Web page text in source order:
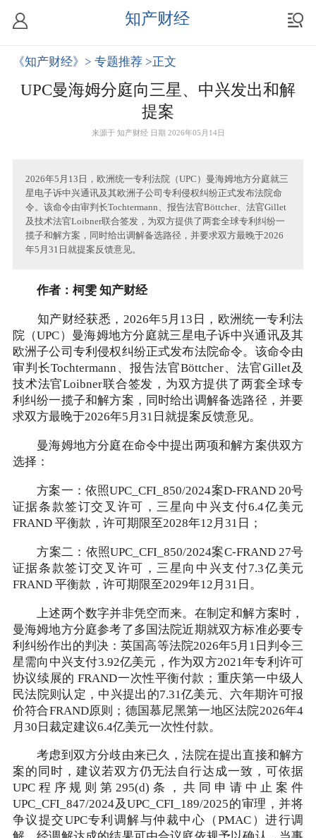
知产财经
《知产财经》 > 专题推荐 >正文
UPC曼海姆分庭向三星、中兴发出和解
提案
来源于 知产财经 日期 2026年05月14日
2026年5月13日，欧洲统一专利法院（UPC）曼海姆地方分庭就三
星电子诉中兴通讯及其欧洲子公司专利侵权纠纷正式发布法院命
令。该命令由审判长Tochtermann、报告法官Böttcher、法官Gillet
及技术法官Loibner联合签发，为双方提供了两套全球专利纠纷一
揽子和解方案，同时给出调解备选路径，并要求双方最晚于2026
年5月31日就提案反馈意见。
作者：柯雯 知产财经
知产财经获悉，2026年5月13日，欧洲统一专利法
院（UPC）曼海姆地方分庭就三星电子诉中兴通讯及其
欧洲子公司专利侵权纠纷正式发布法院命令。该命令由
审判长Tochtermann、报告法官Böttcher、法官Gillet及
技术法官Loibner联合签发，为双方提供了两套全球专
利纠纷一揽子和解方案，同时给出调解备选路径，并要
求双方最晚于2026年5月31日就提案反馈意见。
曼海姆地方分庭在命令中提出两项和解方案供双方
选择：
方案一：依照UPC_CFI_850/2024案D-FRAND 20号
证据条款签订交叉许可，三星向中兴支付6.4亿美元
FRAND 平衡款，许可期限至2028年12月31日；
方案二：依照UPC_CFI_850/2024案C-FRAND 27号
证据条款签订交叉许可，三星向中兴支付7.3亿美元
FRAND 平衡款，许可期限至2029年12月31日。
上述两个数字并非凭空而来。在制定和解方案时，
曼海姆地方分庭参考了多国法院近期就双方标准必要专
利纠纷作出的判决：英国高等法院2026年5月1日判令三
星需向中兴支付3.92亿美元，作为双方2021年专利许可
协议续展的 FRAND一次性平衡付款；重庆第一中级人
民法院则认定，中兴提出的7.31亿美元、六年期许可报
价符合FRAND原则；德国慕尼黑第一地区法院2026年4
月30日裁定建议6.4亿美元一次性付款。
考虑到双方分歧由来已久，法院在提出直接和解方
案的同时，建议若双方仍无法自行达成一致，可依据
UPC程序规则第295(d)条，共同申请中止案件
UPC_CFI_847/2024及UPC_CFI_189/2025的审理，并将
争议提交UPC专利调解与仲裁中心（PMAC）进行调